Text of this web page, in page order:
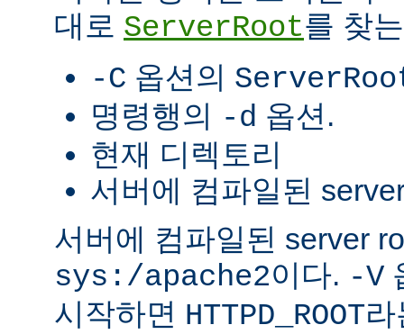
대로 ServerRoot를 찾
-C 옵션의
명령행의 -d 옵션.
현재 디렉토리
서버에 컴파일된
서버에 컴파일된 server
sys:/apache2이다. -V
시작하면 HTTPD_ROOT